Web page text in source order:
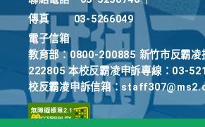
傳真
03-5266049
電子信箱
教育部：0800-200885 新竹市反霸凌
222805 本校反霸凌申訴專線：03-
校反霸凌申訴信箱：